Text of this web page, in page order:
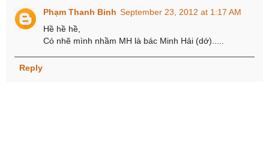
Phạm Thanh Binh September 23, 2012 at 1:17 AM
Hề hề hề,
Có nhẽ mình nhầm MH là bác Minh Hải (dớ).....
Reply